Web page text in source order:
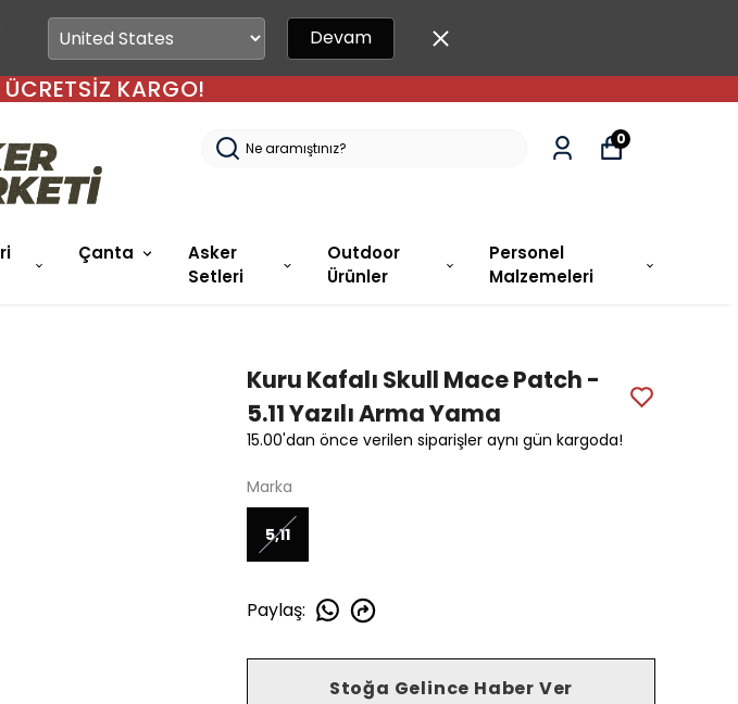
Devam
KARGO!
Çanta
Asker
Setleri
Outdoor
Ürünler
Personel
Malzemeleri
0
Kuru Kafalı Skull Mace Patch -
5.11 Yazılı Arma Yama
15.00'dan önce verilen siparişler aynı gün kargoda!
Marka
5,11
Paylaş:
Stoğa Gelince Haber Ver